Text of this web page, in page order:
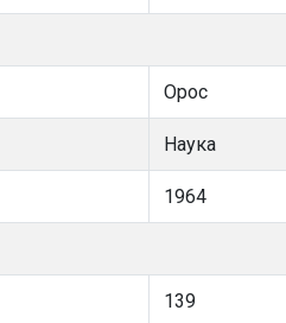
Орос
Наука
1964
139